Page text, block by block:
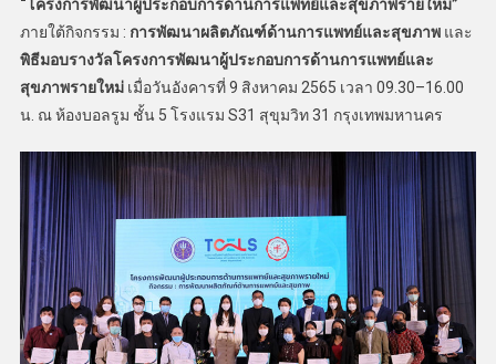
“โครงการพัฒนาผู้ประกอบการด้านการแพทย์และสุขภาพรายใหม่”
ภายใต้กิจกรรม : การพัฒนาผลิตภัณฑ์ด้านการแพทย์และสุขภาพและ
พิธีมอบรางวัลโครงการพัฒนาผู้ประกอบการด้านการแพทย์และ
สุขภาพรายใหม่เมื่อวันอังคารที่ 9 สิงหาคม 2565 เวลา 09.30–16.00
น. ณ ห้องบอลรูม ชั้น 5 โรงแรม S31 สุขุมวิท 31 กรุงเทพมหานคร